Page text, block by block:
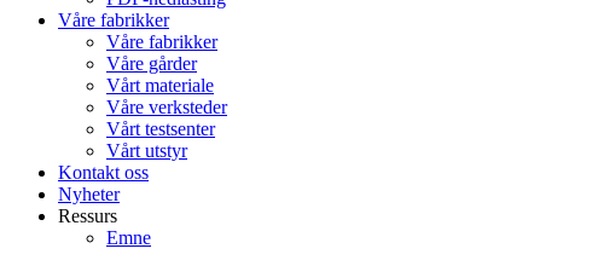
Våre fabrikker
Våre fabrikker
Våre gårder
Vårt materiale
Våre verksteder
Vårt testsenter
Vårt utstyr
Kontakt oss
Nyheter
Ressurs
Emne